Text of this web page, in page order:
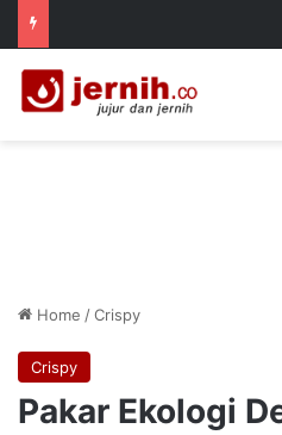
Home /Crispy
Crispy
Pakar Ekologi